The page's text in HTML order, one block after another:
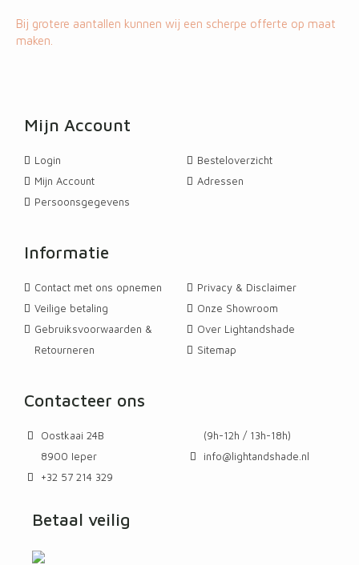
SELETTI Toiletpaper Fauteuil - Lippenstift -
€ 787,50
In winkelwagen
Seletti Toiletpaper Shit Poef - Outlet
€ 680,40
In winkelwagen
Seletti Toiletpaper Revolver Poef - Outlet
€ 680,40
In winkelwagen
SELETTI Industry Collection Aluminium stoel
€ 291,00
Customize
SELETTI Industry Collection Aluminium stoel
€ 242,00
Customize
SELETTI Toiletpaper Stoel - Double Drill
€ 468,00
In winkelwagen
SELETTI Toiletpaper Stoel - Zwart - Lipstick
€ 468,00
In winkelwagen
Bij grotere aantallen kunnen wij een scherpe offerte op maat
maken.
Mijn Account
Login
Mijn Account
Persoonsgegevens
Besteloverzicht
Adressen
Informatie
Contact met ons opnemen
Veilige betaling
Gebruiksvoorwaarden &
Retourneren
Privacy & Disclaimer
Onze Showroom
Over Lightandshade
Sitemap
Contacteer ons
Oostkaai 24B
8900 Ieper
+32 57 214 329
(9h-12h / 13h-18h)
info@lightandshade.nl
Betaal veilig